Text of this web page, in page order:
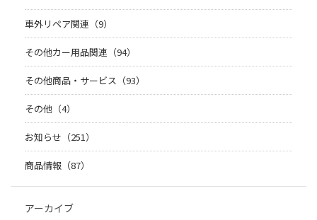
車外リペア関連（9）
その他カー用品関連（94）
その他商品・サービス（93）
その他（4）
お知らせ（251）
商品情報（87）
アーカイブ